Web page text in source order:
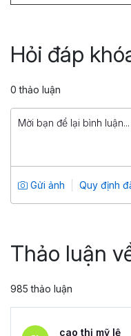
Tổng số 3
Tổng số 2
0
Hỏi đáp
0 thảo luận
Gửi ảnh Quy định
Thảo luận
985 thảo luận
cao thị mỹ lệ